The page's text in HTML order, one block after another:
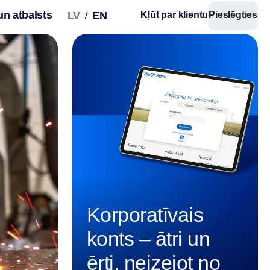
atbalsts LV / EN Kļūt par klientu Pieslēgties
POS termināļu
Pieņem maksājumu kartes savā
pārdošanas apjomu.
Samazini izmaksas inkasācijas
klientiem ērtu un drošu norēķinu veidu.
Korporatīvais
konts – ātri un
ērti, neizejot no